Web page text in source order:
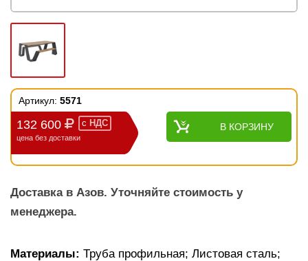
Артикул: 5571
132 600 с НДС
цена без доставки
В КОРЗИНУ
Доставка в Азов. Уточняйте стоимость у
менеджера.
Материалы: Труба профильная; Листовая сталь;